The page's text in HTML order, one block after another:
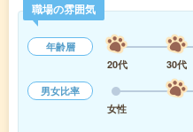
職場の雰囲気
年齢層
20代
30代
男女比率
女性